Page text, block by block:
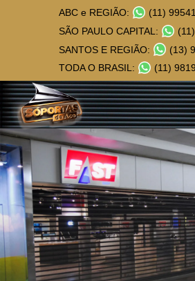
ABC e REGIÃO:
(11)
SÃO PAULO CAPITAL:
SANTOS E REGIÃO:
(13)
TODA O BRASIL:
(11)